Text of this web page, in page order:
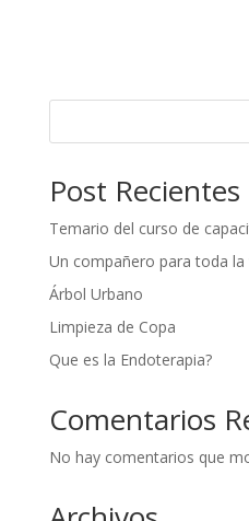
Post Recientes
Temario del curso de
Un compañero para toda la
Árbol Urbano
Limpieza de Copa
Que es la Endoterapia?
Comentarios
No hay comentarios que